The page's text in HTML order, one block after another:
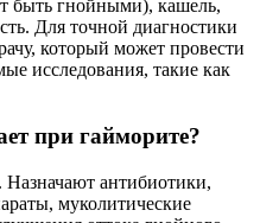
быть гнойными), кашель,
Для точной диагностики
который может провести
исследования, такие как
при гайморите?
антибиотики,
муколитические